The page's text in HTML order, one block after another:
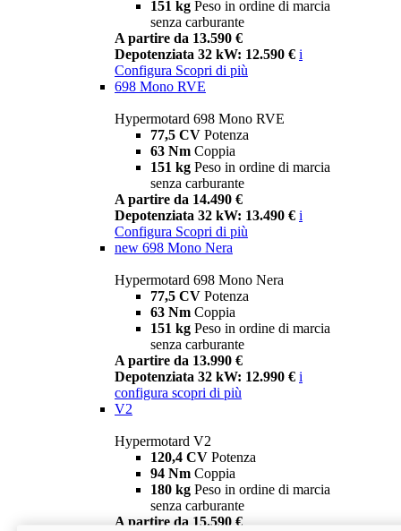
151 kg Peso in ordine di marcia
senza carburante
A partire da 13.590 €
Depotenziata 32 kW: 12.590 € i
Configura Scopri di più
698 Mono RVE
Hypermotard 698 Mono RVE
77,5 CV Potenza
63 Nm Coppia
151 kg Peso in ordine di marcia
senza carburante
A partire da 14.490 €
Depotenziata 32 kW: 13.490 € i
Configura Scopri di più
new 698 Mono Nera
Hypermotard 698 Mono Nera
77,5 CV Potenza
63 Nm Coppia
151 kg Peso in ordine di marcia
senza carburante
A partire da 13.990 €
Depotenziata 32 kW: 12.990 € i
configura scopri di più
V2
Hypermotard V2
120,4 CV Potenza
94 Nm Coppia
180 kg Peso in ordine di marcia
senza carburante
A partire da 15.590 €